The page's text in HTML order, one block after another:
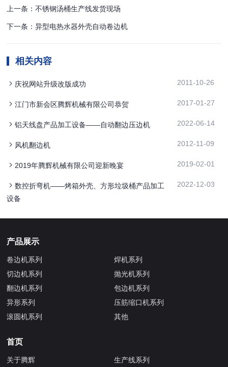
上一条：不锈钢汤桶生产线发货现场
下一条：异型电热水器外壳自动卷边机
相关内容
庆祝网站升级改版成功 2011-10-26
江门市新会区腾辉机械有限公司恭贺 2017-01-27
铝天线盘产品加工设备——自动翻边压边机 2022-06-14
风机翻边机 2012-11-09
2019年腾辉机械有限公司迎新晚宴 2019-02-01
数控折弯机——烤箱外壳、方形垃圾桶产品加工
设备
2022-12-03
产品展示
卷边机系列
切边机系列
翻边机系列
异形系列
滚圆机系列
焊机系列
抛光机系列
包边机系列
压筋缩口机系列
其他
首页
关于腾辉
生产线系列